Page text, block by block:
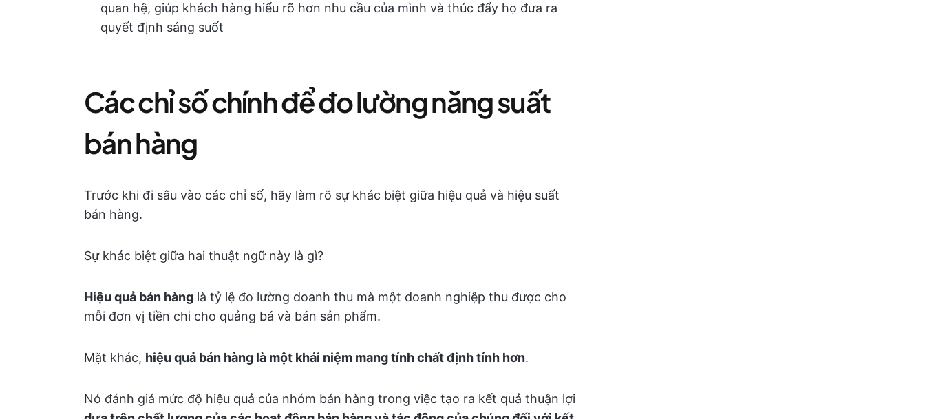
quan hệ, giúp khách hàng hiểu rõ hơn nhu cầu của mình và thúc đẩy họ đưa ra
quyết định sáng suốt
Các chỉ số chính để đo lường năng suất
bán hàng
Trước khi đi sâu vào các chỉ số, hãy làm rõ sự khác biệt giữa hiệu quả và hiệu suất
bán hàng.
Sự khác biệt giữa hai thuật ngữ này là gì?
Hiệu quả bán hàng là tỷ lệ đo lường doanh thu mà một doanh nghiệp thu được cho
mỗi đơn vị tiền chi cho quảng bá và bán sản phẩm.
Mặt khác, hiệu quả bán hàng là một khái niệm mang tính chất định tính hơn.
Nó đánh giá mức độ hiệu quả của nhóm bán hàng trong việc tạo ra kết quả thuận lợi